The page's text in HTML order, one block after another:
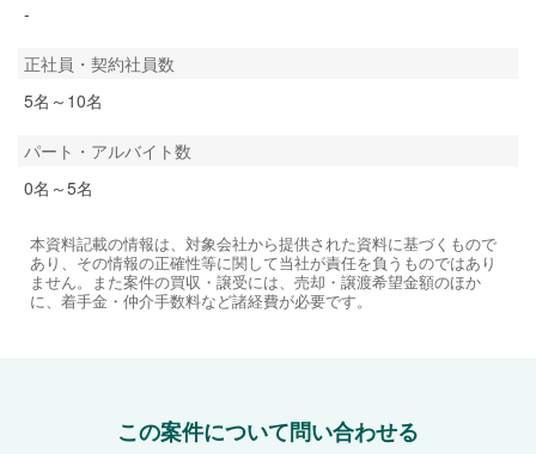
-
正社員・契約社員数
5名～10名
パート・アルバイト数
0名～5名
本資料記載の情報は、対象会社から提供された資料に基づくもので
あり、その情報の正確性等に関して当社が責任を負うものではあり
ません。また案件の買収・譲受には、売却・譲渡希望金額のほか
に、着手金・仲介手数料など諸経費が必要です。